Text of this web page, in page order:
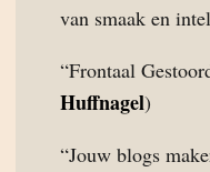
van smaak en
“Frontaal
Huffnagel)
“Jouw blogs